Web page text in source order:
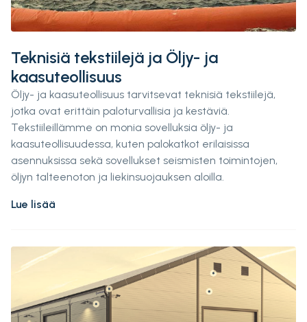
Teknisiä tekstiilejä ja Öljy- ja
kaasuteollisuus
Öljy- ja kaasuteollisuus tarvitsevat teknisiä tekstiilejä,
jotka ovat erittäin paloturvallisia ja kestäviä.
Tekstiileillämme on monia sovelluksia öljy- ja
kaasuteollisuudessa, kuten palokatkot erilaisissa
asennuksissa sekä sovellukset seismisten toimintojen,
öljyn talteenoton ja liekinsuojauksen aloilla.
Lue lisää